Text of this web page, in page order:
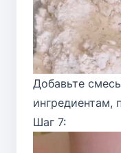
Добавьте
ингредиентам,
Шаг 7: